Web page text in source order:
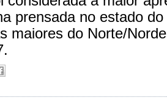
prensada no estado
maiores do Norte/